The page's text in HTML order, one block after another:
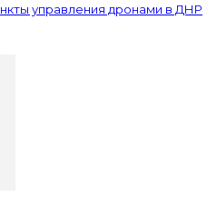
управления дронами в ДНР